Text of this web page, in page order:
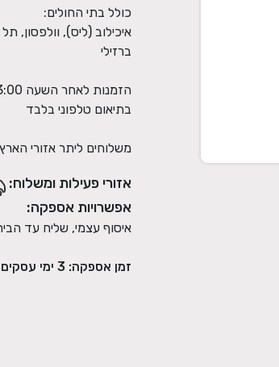
איכילוב (ליס), וולפסון,
משלוחים ליתר אזורי הארץ - עד 3
אזורי פעילות ומשלוח:
אפשרויות אספקה:
איסוף עצמי, שליח עד
זמן אספקה: 3 ימי עסקים